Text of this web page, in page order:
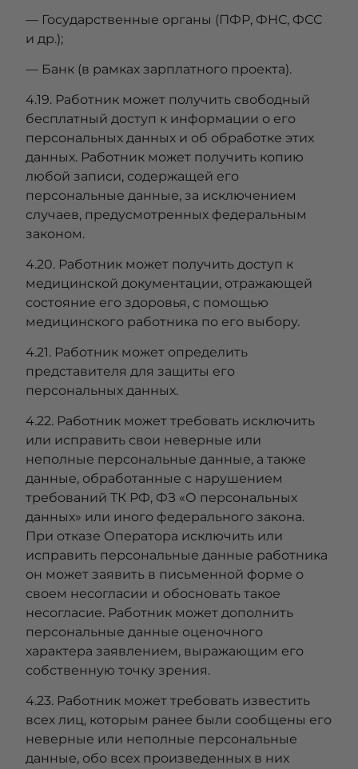
— Государственные органы (ПФР, ФНС, ФСС
и др.);
— Банк (в рамках зарплатного проекта).
4.19. Работник может получить свободный
бесплатный доступ к информации о его
персональных данных и об обработке этих
данных. Работник может получить копию
любой записи, содержащей его
персональные данные, за исключением
случаев, предусмотренных федеральным
законом.
4.20. Работник может получить доступ к
медицинской документации, отражающей
состояние его здоровья, с помощью
медицинского работника по его выбору.
4.21. Работник может определить
представителя для защиты его
персональных данных.
4.22. Работник может требовать исключить
или исправить свои неверные или
неполные персональные данные, а также
данные, обработанные с нарушением
требований ТК РФ, ФЗ «О персональных
данных» или иного федерального закона.
При отказе Оператора исключить или
исправить персональные данные работника
он может заявить в письменной форме о
своем несогласии и обосновать такое
несогласие. Работник может дополнить
персональные данные оценочного
характера заявлением, выражающим его
собственную точку зрения.
4.23. Работник может требовать известить
всех лиц, которым ранее были сообщены его
неверные или неполные персональные
данные, обо всех произведенных в них